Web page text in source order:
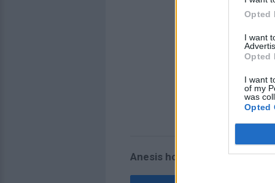
Opted
I want
Opted
I want
of my
was
Opted
Αnesis home: